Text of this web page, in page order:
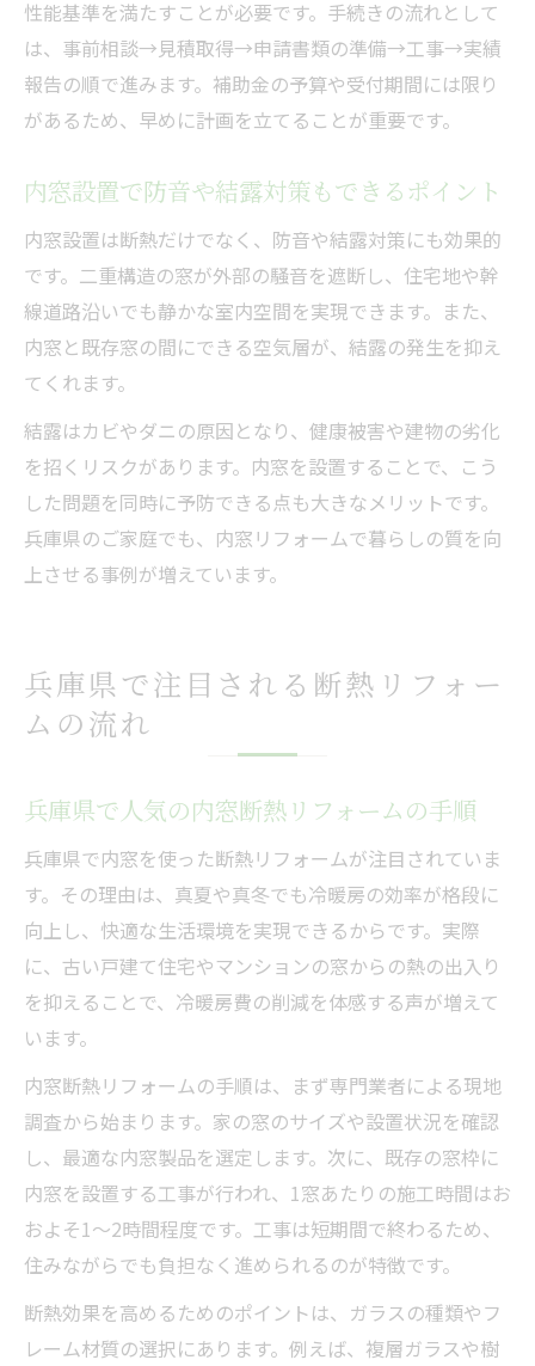
性能基準を満たすことが必要です。手続きの流れとして
は、事前相談→見積取得→申請書類の準備→工事→実績
報告の順で進みます。補助金の予算や受付期間には限り
があるため、早めに計画を立てることが重要です。
内窓設置で防音や結露対策もできるポイント
内窓設置は断熱だけでなく、防音や結露対策にも効果的
です。二重構造の窓が外部の騒音を遮断し、住宅地や幹
線道路沿いでも静かな室内空間を実現できます。また、
内窓と既存窓の間にできる空気層が、結露の発生を抑え
てくれます。
結露はカビやダニの原因となり、健康被害や建物の劣化
を招くリスクがあります。内窓を設置することで、こう
した問題を同時に予防できる点も大きなメリットです。
兵庫県のご家庭でも、内窓リフォームで暮らしの質を向
上させる事例が増えています。
兵庫県で注目される断熱リフォー
ムの流れ
兵庫県で人気の内窓断熱リフォームの手順
兵庫県で内窓を使った断熱リフォームが注目されていま
す。その理由は、真夏や真冬でも冷暖房の効率が格段に
向上し、快適な生活環境を実現できるからです。実際
に、古い戸建て住宅やマンションの窓からの熱の出入り
を抑えることで、冷暖房費の削減を体感する声が増えて
います。
内窓断熱リフォームの手順は、まず専門業者による現地
調査から始まります。家の窓のサイズや設置状況を確認
し、最適な内窓製品を選定します。次に、既存の窓枠に
内窓を設置する工事が行われ、1窓あたりの施工時間はお
およそ1～2時間程度です。工事は短期間で終わるため、
住みながらでも負担なく進められるのが特徴です。
断熱効果を高めるためのポイントは、ガラスの種類やフ
レーム材質の選択にあります。例えば、複層ガラスや樹